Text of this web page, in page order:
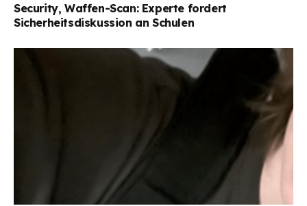
Security, Waffen-Scan: Experte fordert
Sicherheitsdiskussion an Schulen